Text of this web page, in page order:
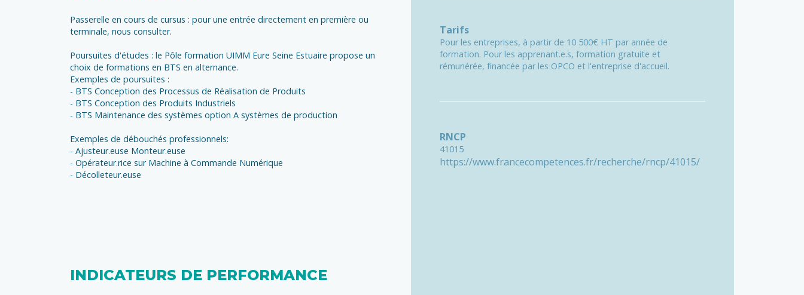
Passerelle en cours de cursus : pour une entrée directement en première ou
terminale, nous consulter.
Poursuites d'études : le Pôle formation UIMM Eure Seine Estuaire propose un
choix de formations en BTS en alternance.
Exemples de poursuites :
- BTS Conception des Processus de Réalisation de Produits
- BTS Conception des Produits Industriels
- BTS Maintenance des systèmes option A systèmes de production
Exemples de débouchés professionnels:
- Ajusteur.euse Monteur.euse
- Opérateur.rice sur Machine à Commande Numérique
- Décolleteur.euse
INDICATEURS DE PERFORMANCE
Tarifs
Pour les entreprises, à partir de 10 500€ HT par année de
formation. Pour les apprenant.e.s, formation gratuite et
rémunérée, financée par les OPCO et l'entreprise d'accueil.
RNCP
41015
https://www.francecompetences.fr/recherche/rncp/41015/